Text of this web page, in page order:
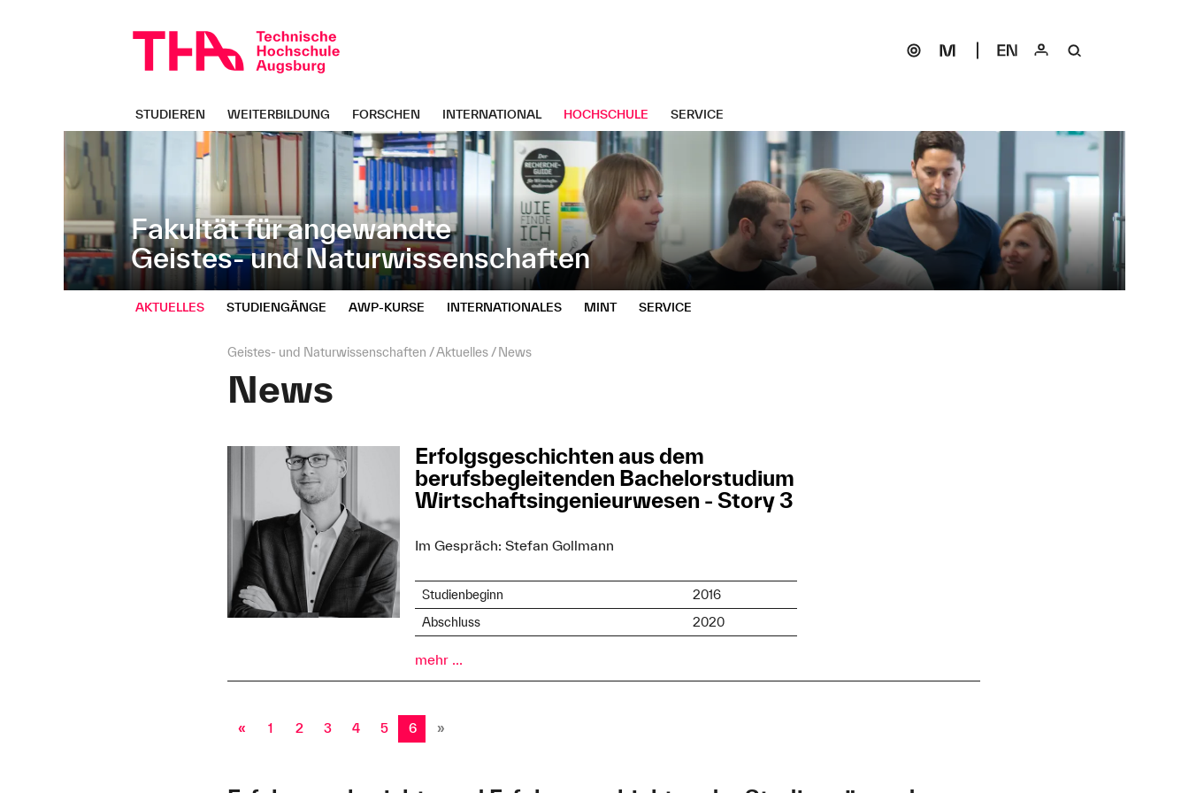
überspringen
Fakultät für angewandte
Geistes- und Naturwissenschaften
STUDIEREN WEITERBILDUNG FORSCHEN INTERNATIONAL HOCHSCHULE SERVICE
AKTUELLES STUDIENGÄNGE AWP‑KURSE INTERNATIONALES MINT SERVICE
Seitenpfad:
Geistes- und Naturwissenschaften Aktuelles News
News
Erfolgsgeschichten aus dem
berufsbegleitenden Bachelorstudium
Wirtschaftsingenieurwesen - Story 3
Im Gespräch: Stefan Gollmann
Studienbeginn
2016
Abschluss
2020
mehr ...
« 1 2 3 4 5 6 »